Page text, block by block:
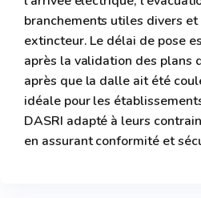
branchements utiles divers
extincteur. Le délai de pose
après la validation des plans
après que la dalle ait été
idéale pour les
DASRI adapté à leurs
en assurant conformité et